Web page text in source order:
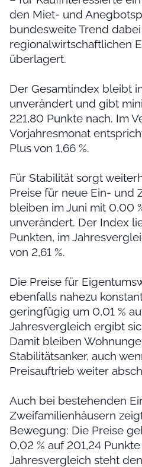
den Miet- und
bundesweite Trend
regionalwirtschaftlichen
überlagert.
Der Gesamtindex bleibt
unverändert und gibt
221,80 Punkte nach. Im
Vorjahresmonat
Plus von 1,66 %.
Für Stabilität sorgt
Preise für neue Ein- und
bleiben im Juni mit 0,00
unverändert. Der Index
Punkten, im
von 2,61 %.
Die Preise für
ebenfalls nahezu
geringfügig um 0,01 %
Jahresvergleich ergibt
Damit bleiben
Stabilitätsanker, auch
Preisauftrieb weiter
Auch bei bestehenden
Zweifamilienhäusern
Bewegung: Die Preise
0,02 % auf 201,24
Jahresvergleich steht